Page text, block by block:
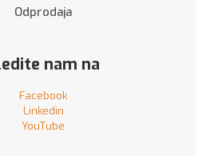
Odprodaja
nam na
Facebook
Linkedin
YouTube